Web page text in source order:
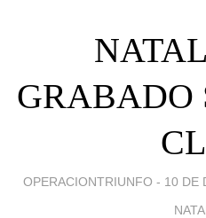
GRABADO
OPERACIONTRIUNFO - 10 DE